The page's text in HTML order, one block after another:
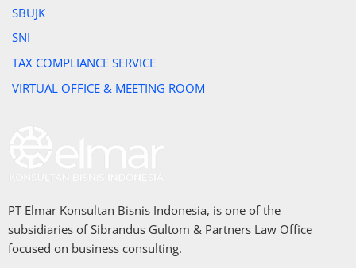
SBUJK
SNI
TAX COMPLIANCE SERVICE
VIRTUAL OFFICE & MEETING ROOM
PT Elmar Konsultan Bisnis Indonesia, is one of the
subsidiaries of Sibrandus Gultom & Partners Law Office
focused on business consulting.